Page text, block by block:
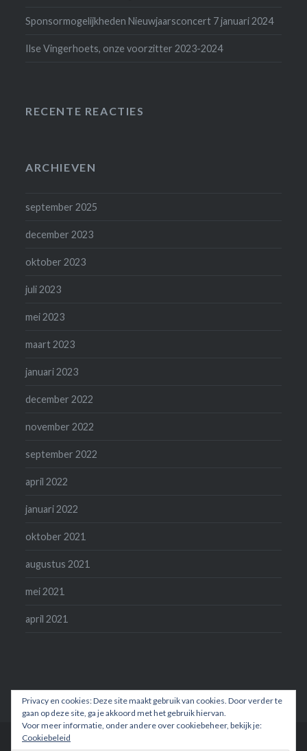
Sponsormogelijkheden Nieuwjaarsconcert 7 januari 2024
Ilse Vingerhoets, onze voorzitter 2023-2024
RECENTE REACTIES
ARCHIEVEN
september 2025
december 2023
oktober 2023
juli 2023
mei 2023
maart 2023
januari 2023
december 2022
november 2022
september 2022
april 2022
januari 2022
oktober 2021
augustus 2021
mei 2021
april 2021
Privacy en cookies: Deze site maakt gebruik van cookies. Door verder te
gaan op deze site, ga je akkoord met het gebruik hiervan.
Voor meer informatie, onder andere over cookiebeheer, bekijk je:
Cookiebeleid